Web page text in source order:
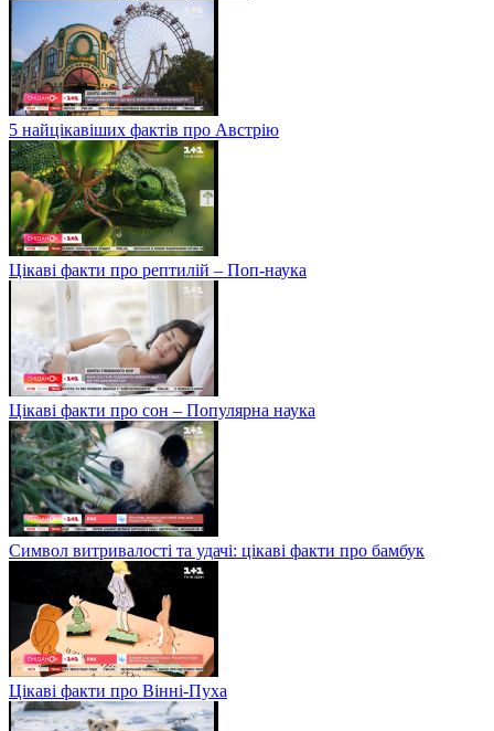
5 найцікавіших фактів про Австрію
Цікаві факти про рептилій – Поп-наука
Цікаві факти про сон – Популярна наука
Символ витривалості та удачі: цікаві факти про бамбук
Цікаві факти про Вінні-Пуха